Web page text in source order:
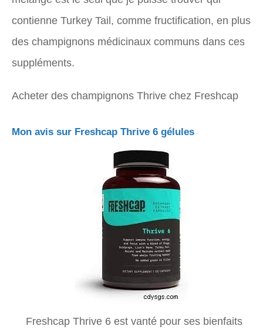
contienne Turkey Tail, comme fructification, en plus
des champignons médicinaux communs dans ces
suppléments.
Acheter des champignons Thrive chez Freshcap
Mon avis sur Freshcap Thrive 6 gélules
Freshcap Thrive 6 est vanté pour ses bienfaits